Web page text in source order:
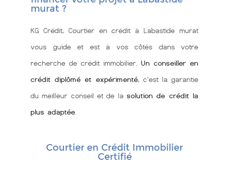
murat ?
KG Crédit, Courtier en crédit à Labastide murat
vous guide et est à vos côtés dans votre
recherche de crédit immobilier. Un conseiller en
crédit diplômé et expérimenté, c'est la garantie
du meilleur conseil et de la solution de crédit la
plus adaptée
Courtier en Crédit Immobilier
Certifié